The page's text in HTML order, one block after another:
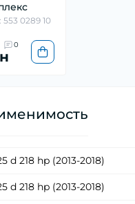
553 0289 10
0
d 218 hp (2013-2018)
d 218 hp (2013-2018)